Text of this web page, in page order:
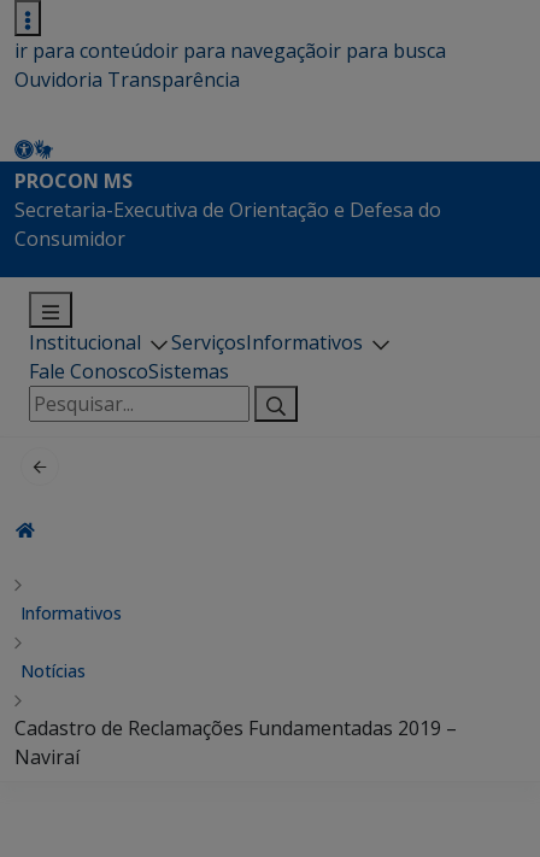
ir para conteúdoir para navegaçãoir para busca
Ouvidoria Transparência
PROCON MS
Secretaria-Executiva de Orientação e Defesa do
Consumidor
Institucional ServiçosInformativos
Fale ConoscoSistemas
Pesquisar
por:
Informativos
Notícias
Cadastro de Reclamações Fundamentadas 2019 –
Naviraí